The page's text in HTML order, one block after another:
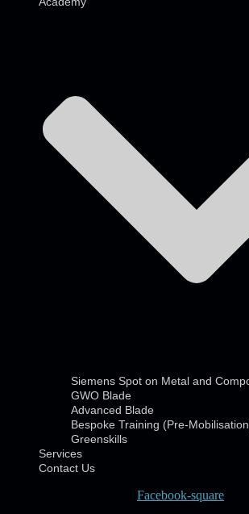
Siemens Spot on Metal and
GWO Blade
Advanced Blade
Bespoke Training (Pre-
Greenskills
Services
Contact Us
Facebook-square